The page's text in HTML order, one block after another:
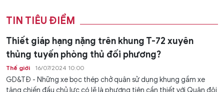
TIN TIÊU ĐIỂM
Thiết giáp hạng nặng trên khung T-72 xuyên
thủng tuyến phòng thủ đối phương?
Thế giới 16/07/2024 10:00
GD&TĐ - Những xe bọc thép chở quân sử dụng khung gầm xe